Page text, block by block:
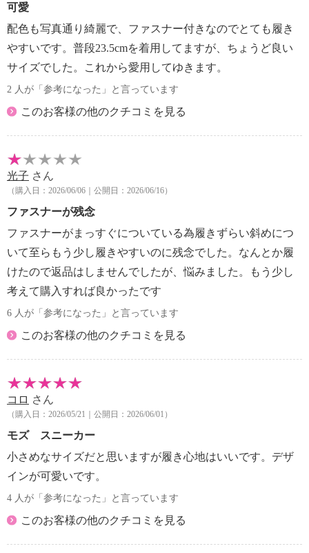
可愛
配色も写真通り綺麗で、ファスナー付きなのでとても履き
やすいです。普段23.5cmを着用してますが、ちょうど良い
サイズでした。これから愛用してゆきます。
2 人が「参考になった」と言っています
このお客様の他のクチコミを見る
光子 さん
（購入日：2026/06/06｜公開日：2026/06/16）
ファスナーが残念
ファスナーがまっすぐについている為履きずらい斜めにつ
いて至らもう少し履きやすいのに残念でした。なんとか履
けたので返品はしませんでしたが、悩みました。もう少し
考えて購入すれば良かったです
6 人が「参考になった」と言っています
このお客様の他のクチコミを見る
コロ さん
（購入日：2026/05/21｜公開日：2026/06/01）
モズ スニーカー
小さめなサイズだと思いますが履き心地はいいです。デザ
インが可愛いです。
4 人が「参考になった」と言っています
このお客様の他のクチコミを見る